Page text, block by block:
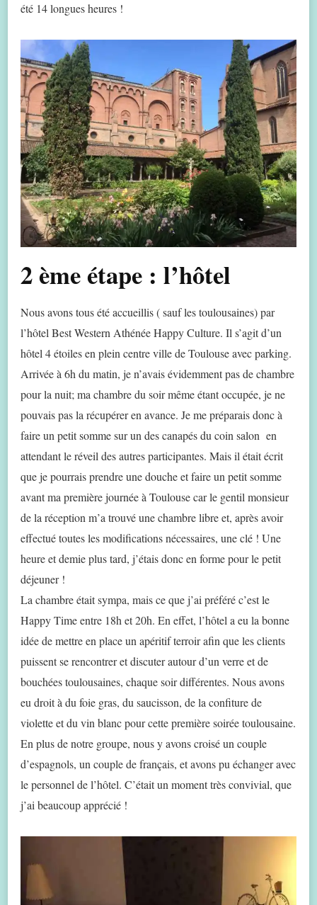
été 14 longues heures !
2 ème étape : l’hôtel
Nous avons tous été accueillis ( sauf les toulousaines) par
l’hôtel Best Western Athénée Happy Culture. Il s’agit d’un
hôtel 4 étoiles en plein centre ville de Toulouse avec parking.
Arrivée à 6h du matin, je n’avais évidemment pas de chambre
pour la nuit; ma chambre du soir même étant occupée, je ne
pouvais pas la récupérer en avance. Je me préparais donc à
faire un petit somme sur un des canapés du coin salon en
attendant le réveil des autres participantes. Mais il était écrit
que je pourrais prendre une douche et faire un petit somme
avant ma première journée à Toulouse car le gentil monsieur
de la réception m’a trouvé une chambre libre et, après avoir
effectué toutes les modifications nécessaires, une clé ! Une
heure et demie plus tard, j’étais donc en forme pour le petit
déjeuner !
La chambre était sympa, mais ce que j’ai préféré c’est le
Happy Time entre 18h et 20h. En effet, l’hôtel a eu la bonne
idée de mettre en place un apéritif terroir afin que les clients
puissent se rencontrer et discuter autour d’un verre et de
bouchées toulousaines, chaque soir différentes. Nous avons
eu droit à du foie gras, du saucisson, de la confiture de
violette et du vin blanc pour cette première soirée toulousaine.
En plus de notre groupe, nous y avons croisé un couple
d’espagnols, un couple de français, et avons pu échanger avec
le personnel de l’hôtel. C’était un moment très convivial, que
j’ai beaucoup apprécié !